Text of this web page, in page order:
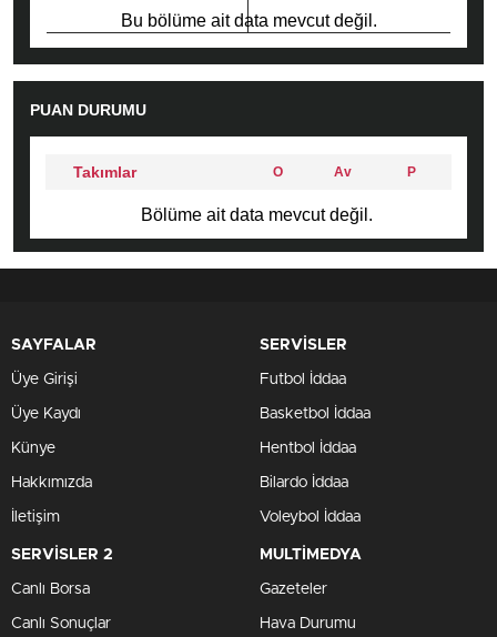
FAUL
Bu bölüme ait data mevcut değil.
PUAN DURUMU
Takımlar P
Av
O
Bölüme ait data mevcut değil.
SAYFALAR
Üye Girişi
Üye Kaydı
Künye
Hakkımızda
İletişim
SERVİSLER
Futbol İddaa
Basketbol İddaa
Hentbol İddaa
Bilardo İddaa
Voleybol İddaa
SERVİSLER 2
Canlı Borsa
Canlı Sonuçlar
MULTİMEDYA
Gazeteler
Hava Durumu